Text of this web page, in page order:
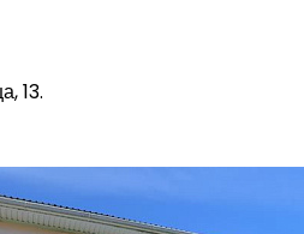
13.